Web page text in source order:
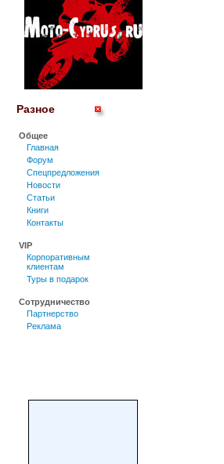
Разное
Общее
Главная
Форум
Спецпредложения
Новости
Статьи
Книги
Контакты
VIP
Корпоративным
клиентам
Туры в подарок
Сотрудничество
Партнерство
Реклама